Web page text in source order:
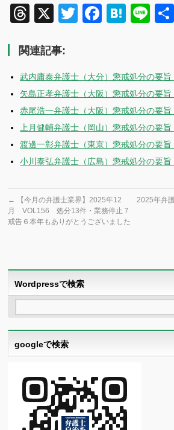
Threads
X Twitter
関連記事:
武内庸泰弁護士（大分）懲戒処分の要
矢島正孝弁護士（大阪）懲戒処分の要
赤尾浩一弁護士（大阪）懲戒処分の要
上月健輔弁護士（岡山）懲戒処分の要
渡邊一彰弁護士（東京）懲戒処分の要
小川泰弘弁護士（広島）懲戒処分の要
←
【今月の弁護士業界】2025年12
月 VOL156 処分13件・業務停止７
戒告６本年もありがとうございました
2025年弁
Wordpressで検索
googleで検索